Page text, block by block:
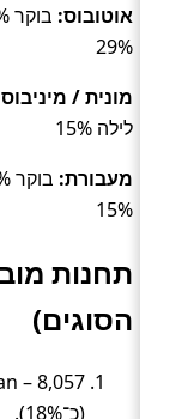
אוטובוס:
29%
מונית /
לילה 15%
מעבורת:
15%
תחנות
הסוגים)
(כ־18%).